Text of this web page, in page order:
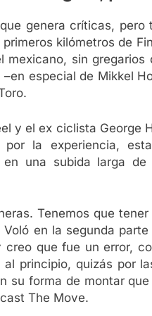
genera críticas, pero
kilómetros de
sin
especial de Mikkel
y el ex ciclista George
por la experiencia,
una subida larga
Tenemos que
en la segunda
que fue un error,
principio, quizás por
su forma de montar
The Move.